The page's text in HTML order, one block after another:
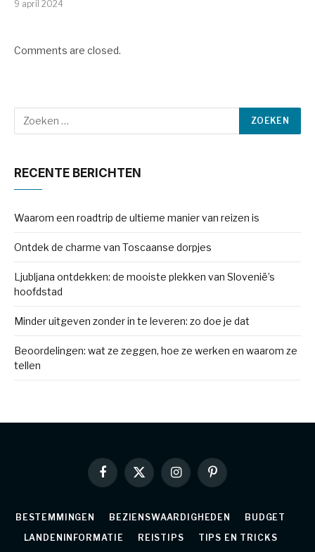
9 april 2024
Comments are closed.
RECENTE BERICHTEN
Waarom een roadtrip de ultieme manier van reizen is
Ontdek de charme van Toscaanse dorpjes
Ljubljana ontdekken: de mooiste plekken van Slovenië’s
hoofdstad
Minder uitgeven zonder in te leveren: zo doe je dat
Beoordelingen: wat ze zeggen, hoe ze werken en waarom ze
tellen
Facebook
X
(Twitter)
InstagramPinterest
BESTEMMINGEN BEZIENSWAARDIGHEDEN
BUDGET
LANDENINFORMATIE
REISTIPS TIPS EN TRICKS